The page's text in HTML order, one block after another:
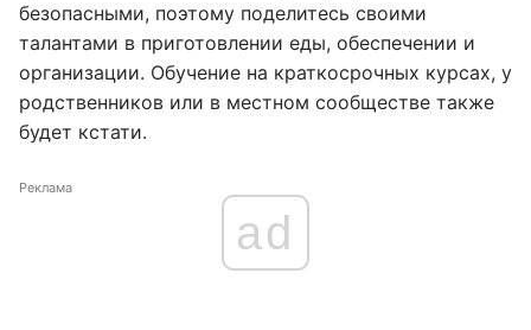
безопасными, поэтому поделитесь своими
талантами в приготовлении еды, обеспечении и
организации. Обучение на краткосрочных курсах, у
родственников или в местном сообществе также
будет кстати.
Реклама
ad